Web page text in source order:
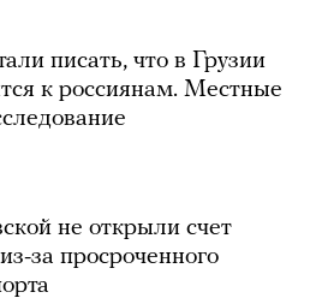
писать, что в Грузии
к россиянам. Местные
не открыли счет
за просроченного